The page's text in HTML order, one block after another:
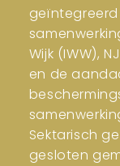
Wijk (IWW),
en de
Sektarisch
gesloten